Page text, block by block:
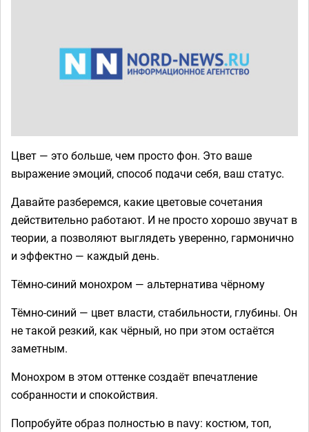
Цвет — это больше, чем просто фон. Это ваше
выражение эмоций, способ подачи себя, ваш статус.
Давайте разберемся, какие цветовые сочетания
действительно работают. И не просто хорошо звучат в
теории, а позволяют выглядеть уверенно, гармонично
и эффектно — каждый день.
Тёмно-синий монохром — альтернатива чёрному
Тёмно-синий — цвет власти, стабильности, глубины. Он
не такой резкий, как чёрный, но при этом остаётся
заметным.
Монохром в этом оттенке создаёт впечатление
собранности и спокойствия.
Попробуйте образ полностью в navy: костюм, топ,